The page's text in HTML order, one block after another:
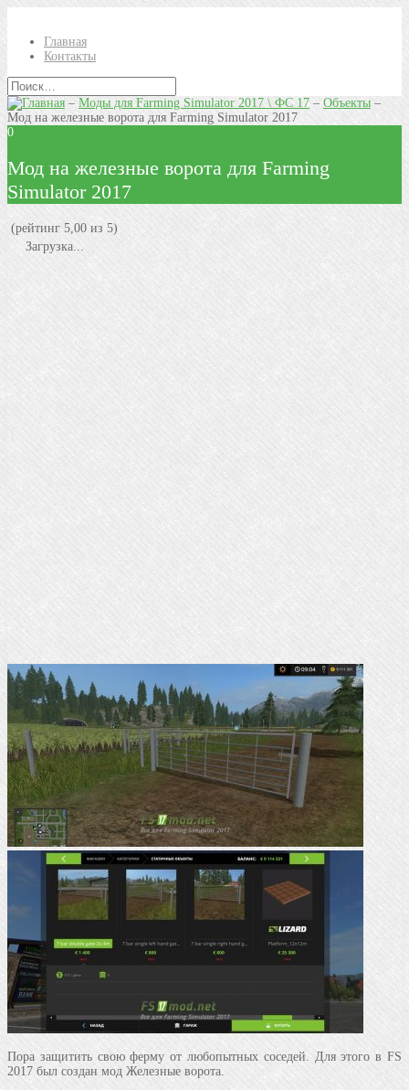
Главная
Контакты
–Моды для Farming Simulator 2017 \ ФС 17– Объекты–
Мод на железные ворота для Farming Simulator 2017
0
Мод на железные ворота для Farming
Simulator 2017
(рейтинг 5,00 из 5)
Загрузка...
Пора защитить свою ферму от любопытных соседей. Для этого в FS
2017 был создан мод Железные ворота.